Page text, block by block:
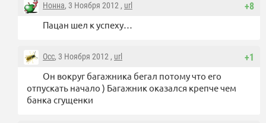
+8
Нонна, 3 Ноября 2012 , url
Пацан шел к успеху…
+1
Occ, 3 Ноября 2012 , url
Он вокруг багажника бегал потому что его
отпускать начало ) Багажник оказался крепче чем
банка сгущенки